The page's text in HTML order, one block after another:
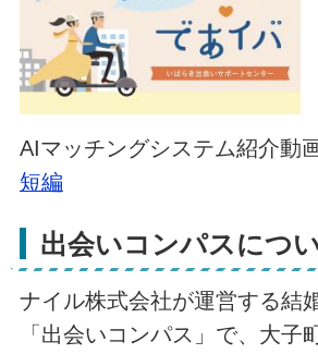
AIマッチングシステム紹介
短編
出会いコンパスにつ
ナイル株式会社が運営する結
「出会いコンパス」で、大子